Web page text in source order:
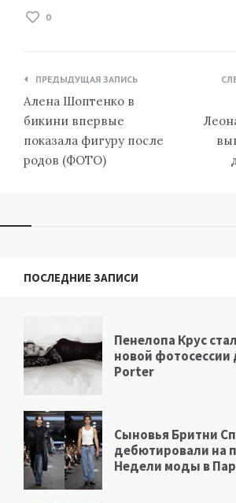
0
Навигация
по
записям
ПРЕДЫДУЩАЯ ЗАПИСЬ
Алена Шоптенко в
бикини впервые
показала фигуру после
родов (ФОТО)
ПОСЛЕДНИЕ ЗАПИСИ
Пенелопа Крус
новой
Porter
Сыновья Бритни
дебютировали на
Недели моды в